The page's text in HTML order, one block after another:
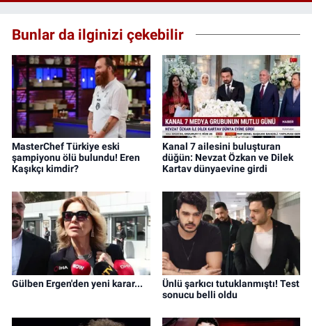
Bunlar da ilginizi çekebilir
MasterChef Türkiye eski
şampiyonu ölü bulundu! Eren
Kaşıkçı kimdir?
Kanal 7 ailesini buluşturan
düğün: Nevzat Özkan ve Dilek
Kartav dünyaevine girdi
Gülben Ergen'den yeni karar...
Ünlü şarkıcı tutuklanmıştı! Test
sonucu belli oldu